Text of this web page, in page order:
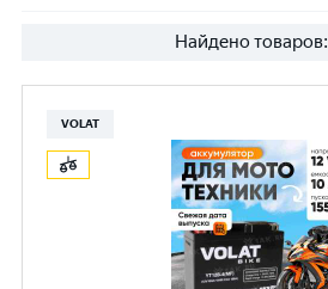
Найдено товаров:
VOLAT